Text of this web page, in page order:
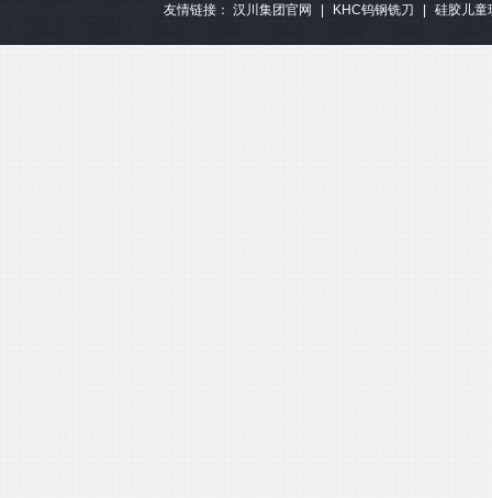
友情链接： 汉川集团官网 | KHC钨钢铣刀 | 硅胶儿童